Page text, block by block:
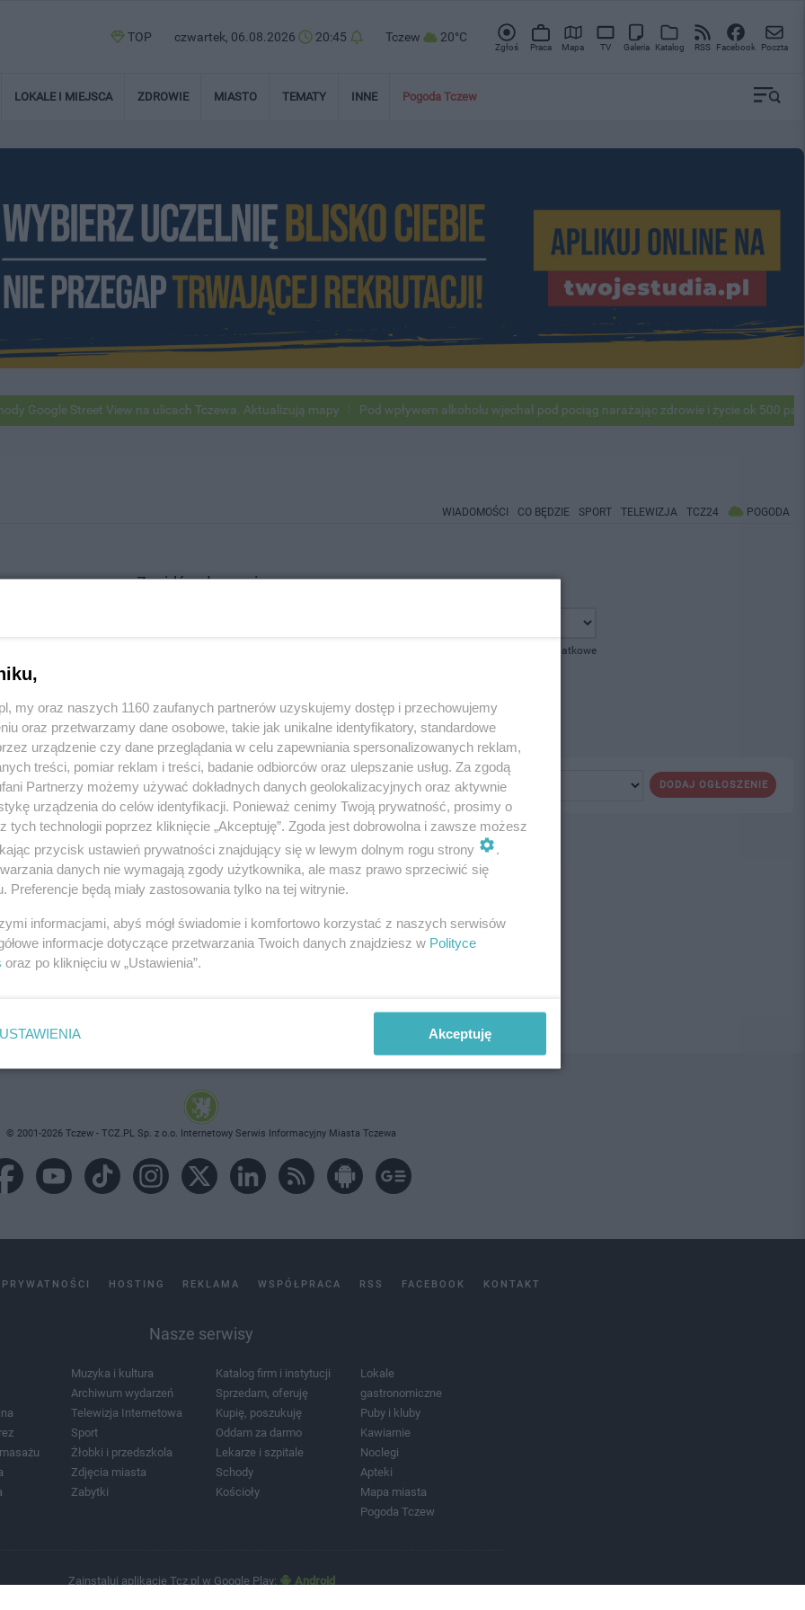
TOP czwartek, 06.08.2026 20:45 Tczew 20°C
Zgłoś Praca Mapa TV Galeria Katalog RSS Facebook Poczta
LOKALE I MIEJSCA ZDROWIE MIASTO TEMATY INNE Pogoda Tczew
Google Street View na ulicach Tczewa. Aktualizują mapy Pod wpływem alkoholu wjechał pod pociąg narażając zdrowie i życie ok 500
WIADOMOŚCI CO BĘDZIE SPORT TELEWIZJA TCZ24 POGODA
Znajdź ogłoszenie
pokaż opcje dodatkowe
DODAJ OGŁOSZENIE
ogłoszenie nie istnieje lub nie jest jeszcze aktywne!
© 2001-2026 Tczew - TCZ.PL Sp. z o.o. Internetowy Serwis Informacyjny Miasta Tczewa
HOSTING REKLAMA WSPÓŁPRACA RSS FACEBOOK KONTAKT
Nasze serwisy
Muzyka i kultura
Archiwum wydarzeń
Telewizja Internetowa
Sport
Żłobki i przedszkola
Zdjęcia miasta
Zabytki
Katalog firm i instytucji
Sprzedam, oferuję
Kupię, poszukuję
Oddam za darmo
Lekarze i szpitale
Schody
Kościoły
Lokale
gastronomiczne
Puby i kluby
Kawiarnie
Noclegi
Apteki
Mapa miasta
Pogoda Tczew
Zainstaluj aplikację Tcz.pl w Google Play: Android
my oraz naszych 1160 zaufanych partnerów uzyskujemy dostęp i przechowujemy
oraz przetwarzamy dane osobowe, takie jak unikalne identyfikatory, standardowe
urządzenie czy dane przeglądania w celu zapewniania spersonalizowanych reklam,
treści, pomiar reklam i treści, badanie odbiorców oraz ulepszanie usług. Za zgodą
Partnerzy możemy używać dokładnych danych geolokalizacyjnych oraz aktywnie
urządzenia do celów identyfikacji. Ponieważ cenimy Twoją prywatność, prosimy o
tych technologii poprzez kliknięcie „Akceptuję”. Zgoda jest dobrowolna i zawsze możesz
przycisk ustawień prywatności znajdujący się w lewym dolnym rogu strony
danych nie wymagają zgody użytkownika, ale masz prawo sprzeciwić się
Preferencje będą miały zastosowania tylko na tej witrynie.
informacjami, abyś mógł świadomie i komfortowo korzystać z naszych serwisów
informacje dotyczące przetwarzania Twoich danych znajdziesz w Polityce
oraz po kliknięciu w „Ustawienia”.
USTAWIENIA Akceptuję